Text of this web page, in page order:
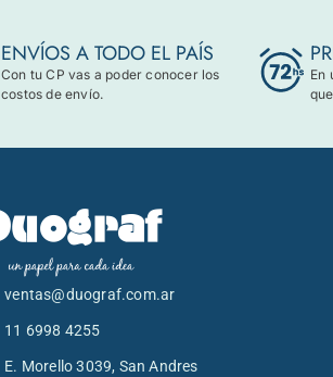
ENVÍOS A TODO EL PAÍS
Con tu CP vas a poder conocer los
costos de envío.
En
ventas@duograf.com.ar
11 6998 4255
E. Morello 3039, San Andres